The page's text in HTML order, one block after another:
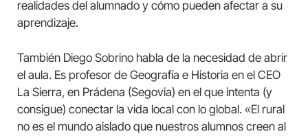
realidades del alumnado y cómo pueden afectar a su
aprendizaje.
También Diego Sobrino habla de la necesidad de abrir
el aula. Es profesor de Geografía e Historia en el CEO
La Sierra, en Prádena (Segovia) en el que intenta (y
consigue) conectar la vida local con lo global. «El rural
no es el mundo aislado que nuestros alumnos creen al